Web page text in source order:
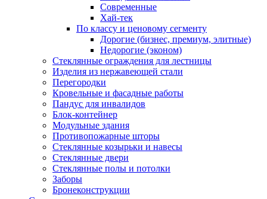
Современные
Хай-тек
По классу и ценовому сегменту
Дорогие (бизнес, премиум, элитные)
Недорогие (эконом)
Стеклянные ограждения для лестницы
Изделия из нержавеющей стали
Перегородки
Кровельные и фасадные работы
Пандус для инвалидов
Блок-контейнер
Модульные здания
Противопожарные шторы
Стеклянные козырьки и навесы
Стеклянные двери
Стеклянные полы и потолки
Заборы
Бронеконструкции